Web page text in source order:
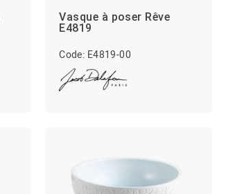
Vasque à poser Rêve
E4819
Code: E4819-00